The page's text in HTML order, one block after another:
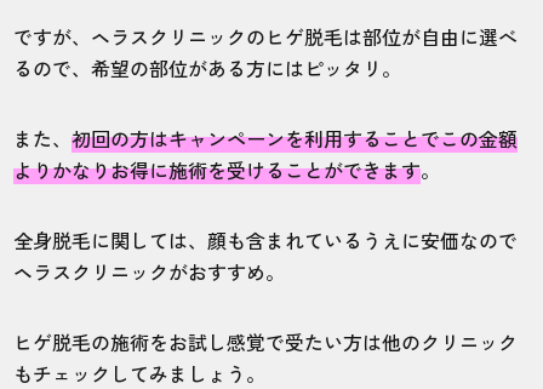
ですが、ヘラスクリニックのヒゲ脱毛は部位が自由に選べ
るので、希望の部位がある方にはピッタリ。
また、初回の方はキャンペーンを利用することでこの金額
よりかなりお得に施術を受けることができます。
全身脱毛に関しては、顔も含まれているうえに安価なので
ヘラスクリニックがおすすめ。
ヒゲ脱毛の施術をお試し感覚で受たい方は他のクリニック
もチェックしてみましょう。